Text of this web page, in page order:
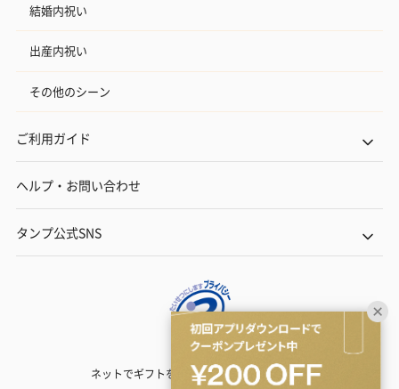
結婚内祝い
出産内祝い
その他のシーン
ご利用ガイド
ヘルプ・お問い合わせ
タンプ公式SNS
ネットでギフトを贈るなら | TANP（タンプ）